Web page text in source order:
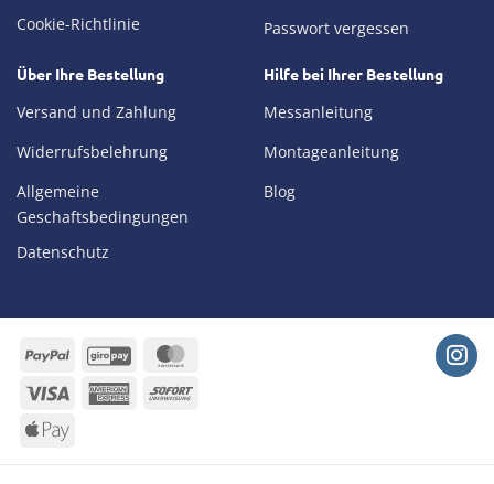
Cookie-Richtlinie
Passwort vergessen
Über Ihre Bestellung
Versand und Zahlung
Widerrufsbelehrung
Allgemeine
Geschaftsbedingungen
Datenschutz
Hilfe bei Ihrer Bestellung
Messanleitung
Montageanleitung
Blog
PayPal GiroPay
Visa
AmericanSofort
Apple